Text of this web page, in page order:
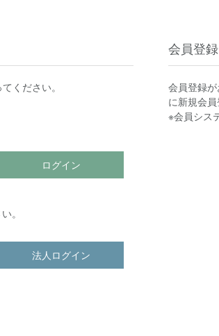
ください。
ログイン
。
法人ログイン
会員登録
会員登録
に新規会員
※会員シス